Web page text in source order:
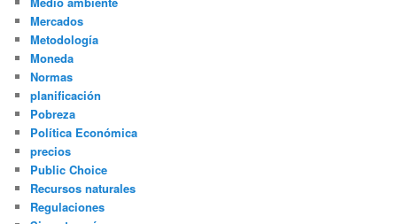
Mercados
Metodología
Moneda
Normas
planificación
Pobreza
Política Económica
precios
Public Choice
Recursos naturales
Regulaciones